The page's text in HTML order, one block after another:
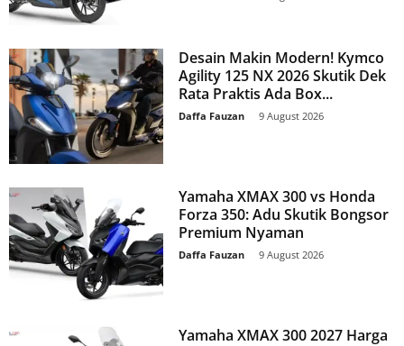
Desain Makin Modern! Kymco
Agility 125 NX 2026 Skutik Dek
Rata Praktis Ada Box...
Daffa Fauzan 9 August 2026
Yamaha XMAX 300 vs Honda
Forza 350: Adu Skutik Bongsor
Premium Nyaman
Daffa Fauzan 9 August 2026
Yamaha XMAX 300 2027 Harga